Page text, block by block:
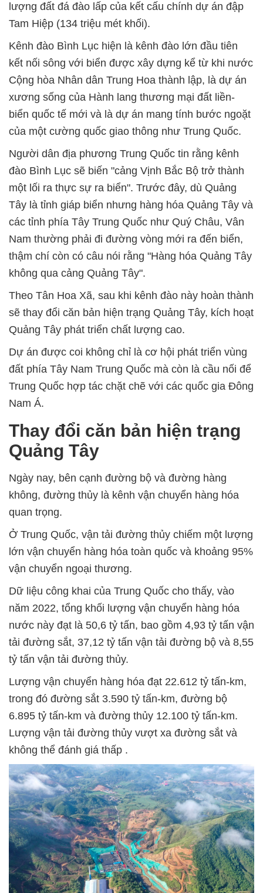
lượng đất đá đào lấp của kết cấu chính dự án đập
Tam Hiệp (134 triệu mét khối).
Kênh đào Bình Lục hiện là kênh đào lớn đầu tiên
kết nối sông với biển được xây dựng kể từ khi nước
Cộng hòa Nhân dân Trung Hoa thành lập, là dự án
xương sống của Hành lang thương mại đất liền-
biển quốc tế mới và là dự án mang tính bước ngoặt
của một cường quốc giao thông như Trung Quốc.
Người dân địa phương Trung Quốc tin rằng kênh
đào Bình Lục sẽ biến "cảng Vịnh Bắc Bộ trở thành
một lối ra thực sự ra biển". Trước đây, dù Quảng
Tây là tỉnh giáp biển nhưng hàng hóa Quảng Tây và
các tỉnh phía Tây Trung Quốc như Quý Châu, Vân
Nam thường phải đi đường vòng mới ra đến biển,
thậm chí còn có câu nói rằng "Hàng hóa Quảng Tây
không qua cảng Quảng Tây".
Theo Tân Hoa Xã, sau khi kênh đào này hoàn thành
sẽ thay đổi căn bản hiện trạng Quảng Tây, kích hoạt
Quảng Tây phát triển chất lượng cao.
Dự án được coi không chỉ là cơ hội phát triển vùng
đất phía Tây Nam Trung Quốc mà còn là cầu nối để
Trung Quốc hợp tác chặt chẽ với các quốc gia Đông
Nam Á.
Thay đổi căn bản hiện trạng
Quảng Tây
Ngày nay, bên cạnh đường bộ và đường hàng
không, đường thủy là kênh vận chuyển hàng hóa
quan trọng.
Ở Trung Quốc, vận tải đường thủy chiếm một lượng
lớn vận chuyển hàng hóa toàn quốc và khoảng 95%
vận chuyển ngoại thương.
Dữ liệu công khai của Trung Quốc cho thấy, vào
năm 2022, tổng khối lượng vận chuyển hàng hóa
nước này đạt là 50,6 tỷ tấn, bao gồm 4,93 tỷ tấn vận
tải đường sắt, 37,12 tỷ tấn vận tải đường bộ và 8,55
tỷ tấn vận tải đường thủy.
Lượng vận chuyển hàng hóa đạt 22.612 tỷ tấn-km,
trong đó đường sắt 3.590 tỷ tấn-km, đường bộ
6.895 tỷ tấn-km và đường thủy 12.100 tỷ tấn-km.
Lượng vận tải đường thủy vượt xa đường sắt và
không thể đánh giá thấp .